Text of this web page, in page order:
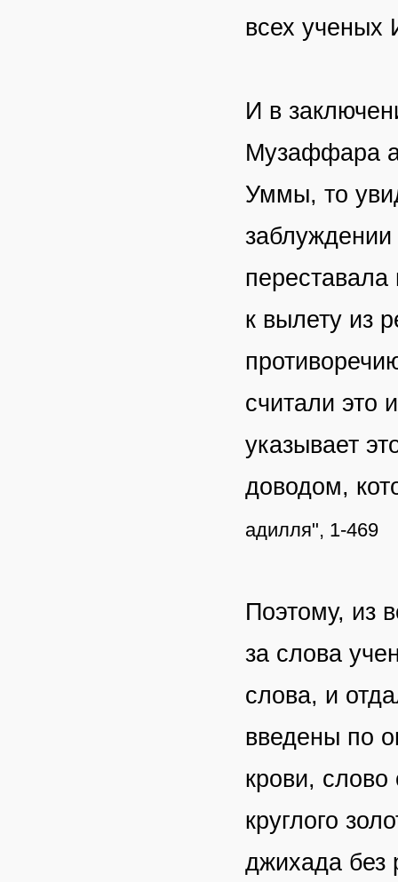
всех ученых
И в
Музаффара
Уммы, то
к вылету из
считали это
указывает
доводом,
адилля", 1-469
Поэтому, из
за слова
слова, и
введены по
крови, слово
круглого
джихада без